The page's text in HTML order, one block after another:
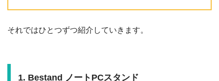
それではひとつずつ紹介していきます。
1. Bestand ノートPCスタンド